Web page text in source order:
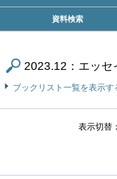
資料検索
2023.12：エッセ
ブックリスト一覧を表示す
表示切替